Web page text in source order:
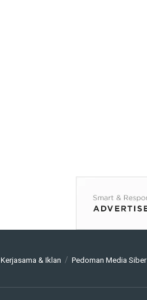
Kerjasama & Iklan Pedoman Media Siber